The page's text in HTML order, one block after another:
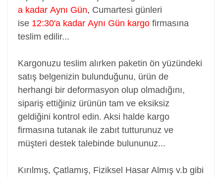
a kadar Aynı Gün, Cumartesi günleri
ise 12:30'a kadar Aynı Gün kargo firmasına
teslim edilir...
Kargonuzu teslim alırken paketin ön yüzündeki
satış belgenizin bulunduğunu, ürün de
herhangi bir deformasyon olup olmadığını,
sipariş ettiğiniz ürünün tam ve eksiksiz
geldiğini kontrol edin. Aksi halde kargo
firmasına tutanak ile zabıt tutturunuz ve
müşteri destek talebinde bulununuz...
Kırılmış, Çatlamış, Fiziksel Hasar Almış v.b gibi